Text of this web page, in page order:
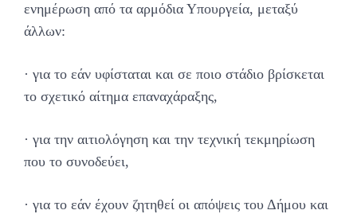
ενημέρωση από τα αρμόδια Υπουργεία, μεταξύ
άλλων:
· για το εάν υφίσταται και σε ποιο στάδιο βρίσκεται
το σχετικό αίτημα επαναχάραξης,
· για την αιτιολόγηση και την τεχνική τεκμηρίωση
που το συνοδεύει,
· για το εάν έχουν ζητηθεί οι απόψεις του Δήμου και